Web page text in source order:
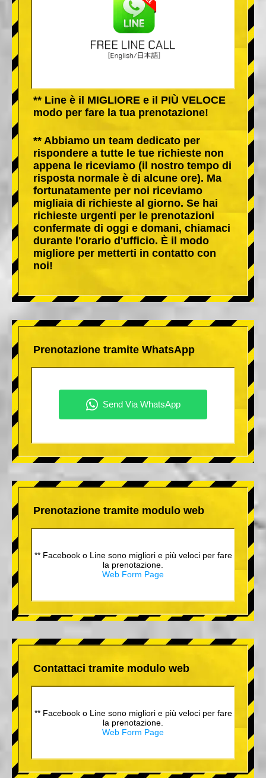
** Line è il MIGLIORE e il PIÙ VELOCE
modo per fare la tua prenotazione!
** Abbiamo un team dedicato per
rispondere a tutte le tue richieste non
appena le riceviamo (il nostro tempo di
risposta normale è di alcune ore). Ma
fortunatamente per noi riceviamo
migliaia di richieste al giorno. Se hai
richieste urgenti per le prenotazioni
confermate di oggi e domani, chiamaci
durante l'orario d'ufficio. È il modo
migliore per metterti in contatto con
noi!
Prenotazione tramite WhatsApp
Prenotazione tramite modulo web
** Facebook o Line sono migliori e più veloci per fare
la prenotazione.
Web Form Page
Contattaci tramite modulo web
** Facebook o Line sono migliori e più veloci per fare
la prenotazione.
Web Form Page